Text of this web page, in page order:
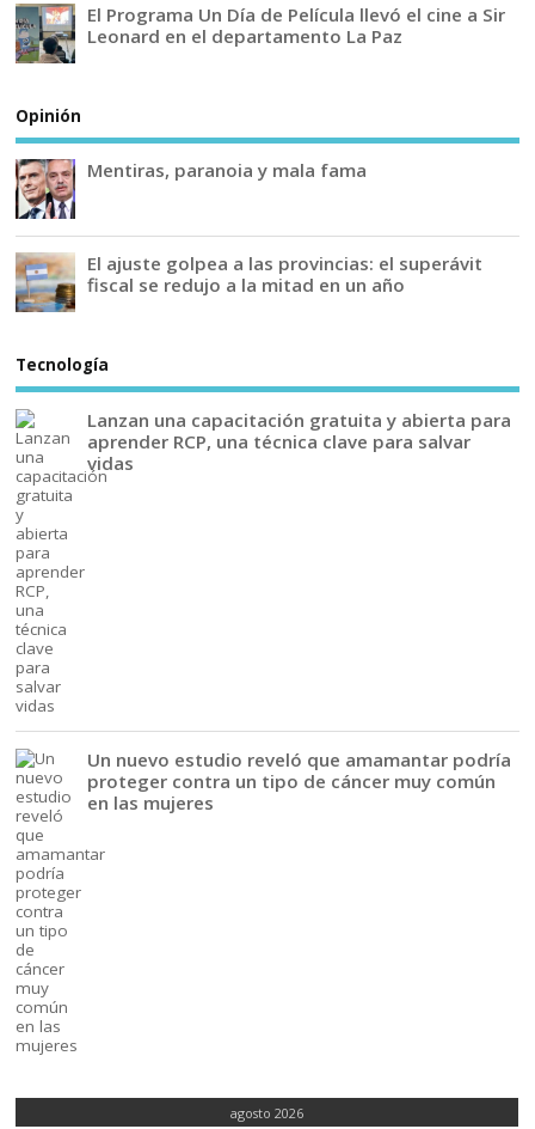
El Programa Un Día de Película llevó el cine a Sir
Leonard en el departamento La Paz
Opinión
Mentiras, paranoia y mala fama
El ajuste golpea a las provincias: el superávit
fiscal se redujo a la mitad en un año
Tecnología
Lanzan una capacitación gratuita y abierta para
aprender RCP, una técnica clave para salvar
vidas
Un nuevo estudio reveló que amamantar podría
proteger contra un tipo de cáncer muy común
en las mujeres
agosto 2026